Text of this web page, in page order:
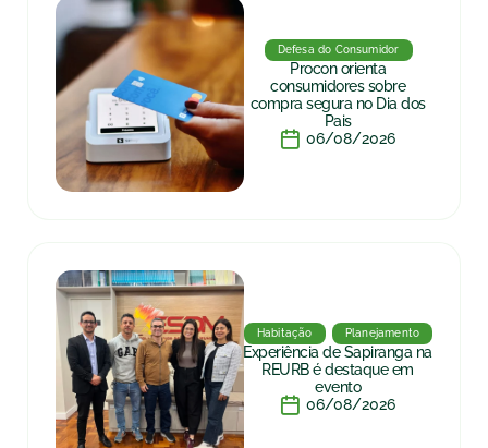
Defesa do Consumidor
Procon orienta
consumidores sobre
compra segura no Dia dos
Pais
06/08/2026
Habitação Planejamento
Experiência de Sapiranga na
REURB é destaque em
evento
06/08/2026